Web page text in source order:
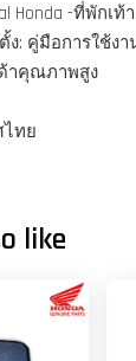
Honda -ที่พักเ
: คู่มือการใช้ง
าคุณภาพสูง
ไทย
like